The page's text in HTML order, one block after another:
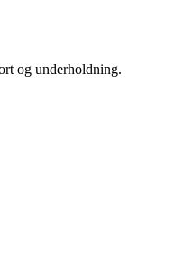
og underholdning.